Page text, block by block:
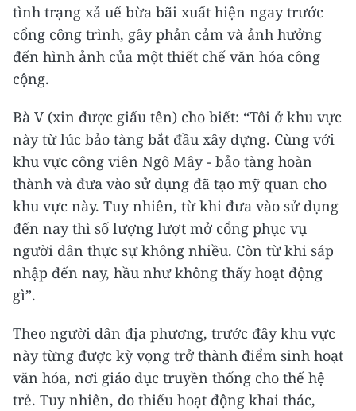
tình trạng xả uế bừa bãi xuất hiện ngay trước
cổng công trình, gây phản cảm và ảnh hưởng
đến hình ảnh của một thiết chế văn hóa công
cộng.
Bà V (xin được giấu tên) cho biết: “Tôi ở khu vực
này từ lúc bảo tàng bắt đầu xây dựng. Cùng với
khu vực công viên Ngô Mây - bảo tàng hoàn
thành và đưa vào sử dụng đã tạo mỹ quan cho
khu vực này. Tuy nhiên, từ khi đưa vào sử dụng
đến nay thì số lượng lượt mở cổng phục vụ
người dân thực sự không nhiều. Còn từ khi sáp
nhập đến nay, hầu như không thấy hoạt động
gì”.
Theo người dân địa phương, trước đây khu vực
này từng được kỳ vọng trở thành điểm sinh hoạt
văn hóa, nơi giáo dục truyền thống cho thế hệ
trẻ. Tuy nhiên, do thiếu hoạt động khai thác,